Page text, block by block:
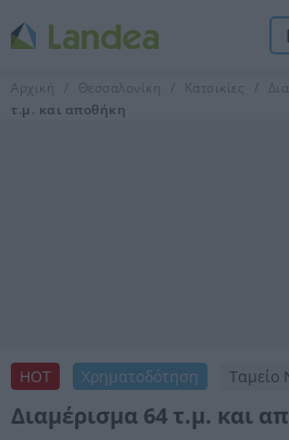
Αρχική Θεσσαλονίκη Κατοικίες
τ.μ. και αποθήκη
HOT Χρηματοδότηση Ταμείο
Διαμέρισμα 64 τ.μ. και